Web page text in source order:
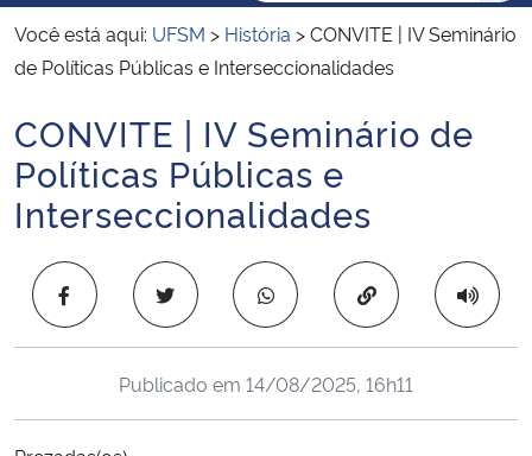
Ministério das Relações Exteriores
Ministério da Infraestrutura
Ministério da Agricultura, Pecuária e Abastecimento
Ministério da Educação
Você está aqui: UFSM > História >CONVITE | IV Seminário
de Políticas Públicas e Interseccionalidades
Início do conteúdo
CONVITE | IV Seminário de
Políticas Públicas e
Interseccionalidades
Copiar para área
Publicado em 14/08/2025, 16h11